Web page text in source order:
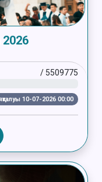
/ 5509775
10-07-2026 00:00